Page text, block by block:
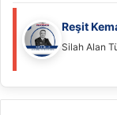
Reşit
Silah Alan